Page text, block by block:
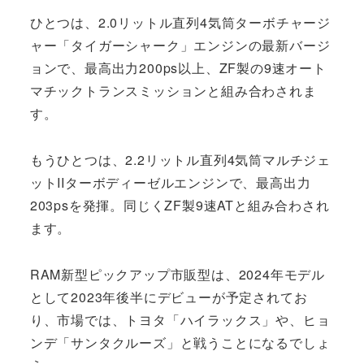
ひとつは、2.0リットル直列4気筒ターボチャージ
ャー「タイガーシャーク」エンジンの最新バージ
ョンで、最高出力200ps以上、ZF製の9速オート
マチックトランスミッションと組み合わされま
す。
もうひとつは、2.2リットル直列4気筒マルチジェ
ットIIターボディーゼルエンジンで、最高出力
203psを発揮。同じくZF製9速ATと組み合わされ
ます。
RAM新型ピックアップ市販型は、2024年モデル
として2023年後半にデビューが予定されてお
り、市場では、トヨタ「ハイラックス」や、ヒョ
ンデ「サンタクルーズ」と戦うことになるでしょ